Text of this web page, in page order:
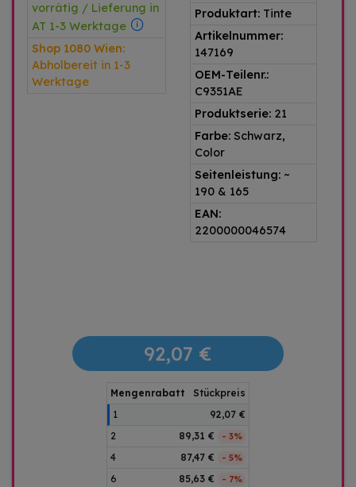
vorrätig / Lieferung in
AT 1-3 Werktage
Shop 1080 Wien:
Abholbereit in 1-3
Werktage
Produktart: Tinte
Artikelnummer:
147169
OEM-Teilenr.:
C9351AE
Produktserie: 21
Farbe: Schwarz,
Color
Seitenleistung: ~
190 & 165
EAN:
2200000046574
92,07 €
Mengenrabatt
Stückpreis
1
92,07 €
2
89,31 € - 3%
4 87,47 € - 5%
6 85,63 € - 7%